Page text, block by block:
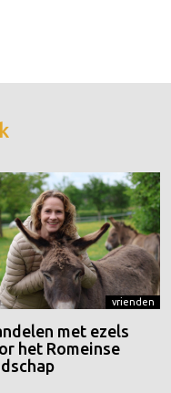
vrienden
met ezels
het Romeinse